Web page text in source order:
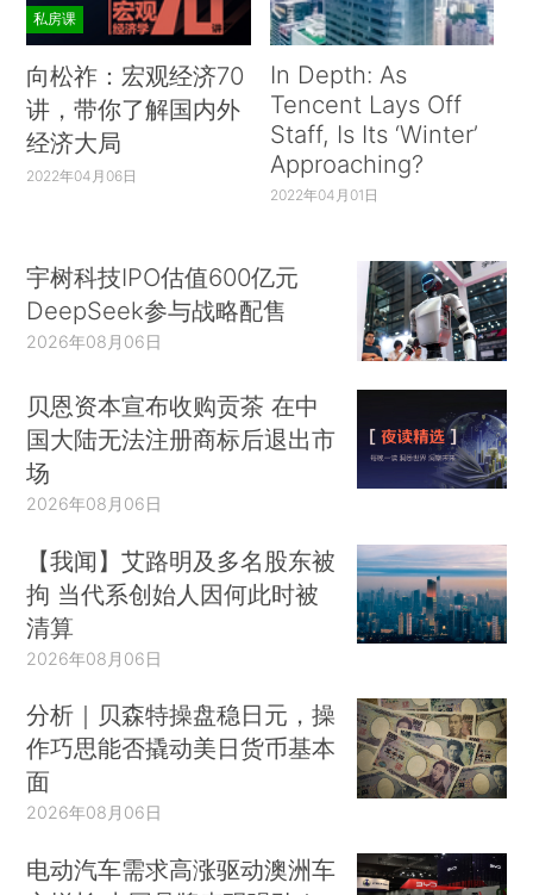
私房课
向松祚：宏观经济70
讲，带你了解国内外
经济大局
2022年04月06日
In Depth: As
Tencent Lays Off
Staff, Is Its ‘Winter’
Approaching?
2022年04月01日
宇树科技IPO估值600亿元
DeepSeek参与战略配售
2026年08月06日
贝恩资本宣布收购贡茶 在中
国大陆无法注册商标后退出市
场
2026年08月06日
【我闻】艾路明及多名股东被
拘 当代系创始人因何此时被
清算
2026年08月06日
分析｜贝森特操盘稳日元，操
作巧思能否撬动美日货币基本
面
2026年08月06日
电动汽车需求高涨驱动澳洲车